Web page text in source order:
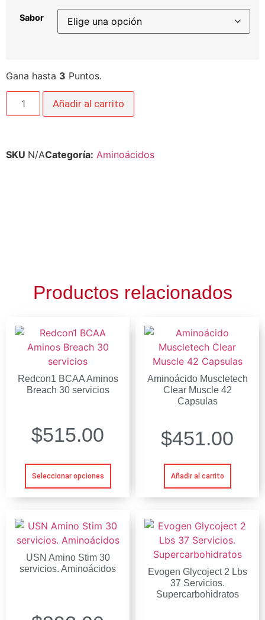
Sabor
Gana hasta 3 Puntos.
Añadir al carrito
SKU N/ACategoría: Aminoácidos
Productos relacionados
Redcon1 BCAA Aminos
Breach 30 servicios
$515.00
Seleccionar opciones
Aminoácido Muscletech
Clear Muscle 42
Capsulas
$451.00
Añadir al carrito
USN Amino Stim 30
servicios. Aminoácidos
Evogen Glycoject 2 Lbs
37 Servicios.
Supercarbohidratos